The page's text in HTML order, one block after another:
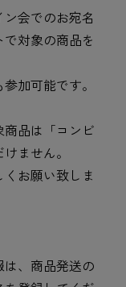
会でのお宛名
対象の商品を
加可能です。
品は「コンビ
ません。
お願い致しま
、商品発送の